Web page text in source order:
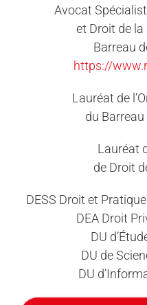
Avocat
et Droit de
Barreau
https://
Lauréat de
du
Lauréat
de Droit
DESS Droit et
DEA Droit
DU
DU de
DU